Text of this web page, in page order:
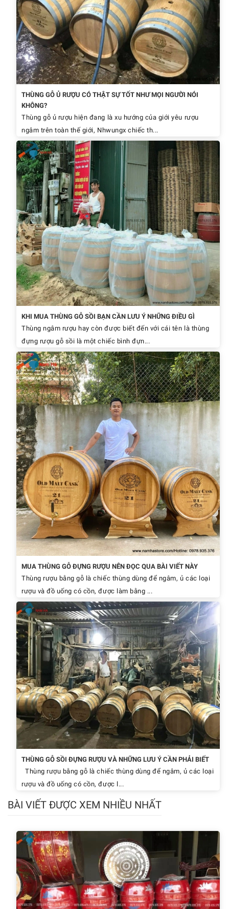
THÙNG GỖ Ủ RƯỢU CÓ THẬT SỰ TỐT NHƯ MỌI NGƯỜI NÓI
KHÔNG?
Thùng gỗ ủ rượu hiện đang là xu hướng của giới yêu rượu
ngâm trên toàn thế giới, Nhwungx chiếc th...
KHI MUA THÙNG GỖ SỒI BẠN CẦN LƯU Ý NHỮNG ĐIỀU GÌ
Thùng ngâm rượu hay còn được biết đến với cái tên là thùng
đựng rượu gỗ sồi là một chiếc bình đựn...
MUA THÙNG GỖ ĐỰNG RƯỢU NÊN ĐỌC QUA BÀI VIẾT NÀY
Thùng rượu bằng gỗ là chiếc thùng dùng để ngâm, ủ các loại
rượu và đồ uống có cồn, được làm bằng ...
THÙNG GỖ SỒI ĐỰNG RƯỢU VÀ NHỮNG LƯU Ý CẦN PHẢI BIẾT
Thùng rượu bằng gỗ là chiếc thùng dùng để ngâm, ủ các loại
rượu và đồ uống có cồn, được l...
BÀI VIẾT ĐƯỢC XEM NHIỀU NHẤT